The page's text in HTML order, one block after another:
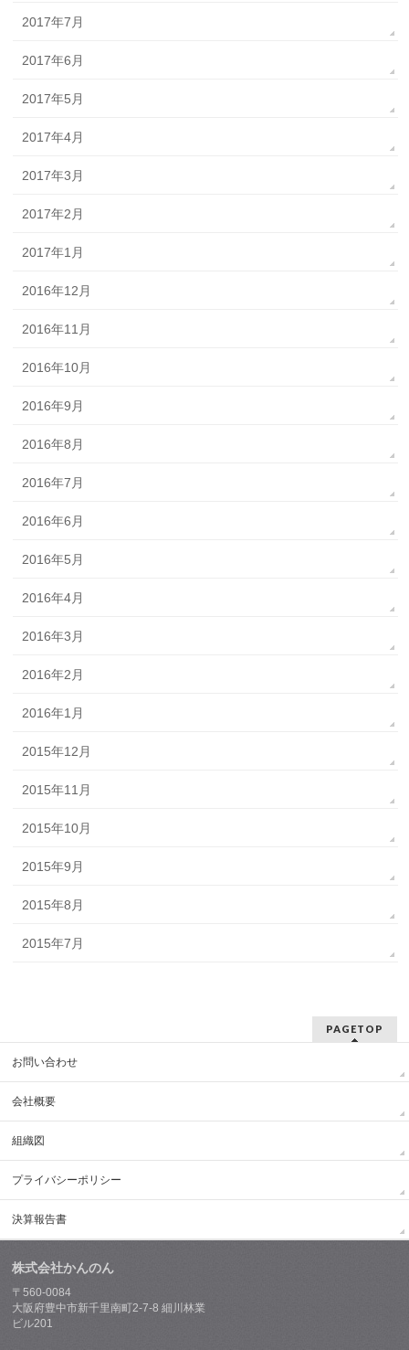
2017年7月
2017年6月
2017年5月
2017年4月
2017年3月
2017年2月
2017年1月
2016年12月
2016年11月
2016年10月
2016年9月
2016年8月
2016年7月
2016年6月
2016年5月
2016年4月
2016年3月
2016年2月
2016年1月
2015年12月
2015年11月
2015年10月
2015年9月
2015年8月
2015年7月
PAGETOP
お問い合わせ
会社概要
組織図
プライバシーポリシー
決算報告書
株式会社かんのん
〒560-0084
大阪府豊中市新千里南町2-7-8 細川林業
ビル201